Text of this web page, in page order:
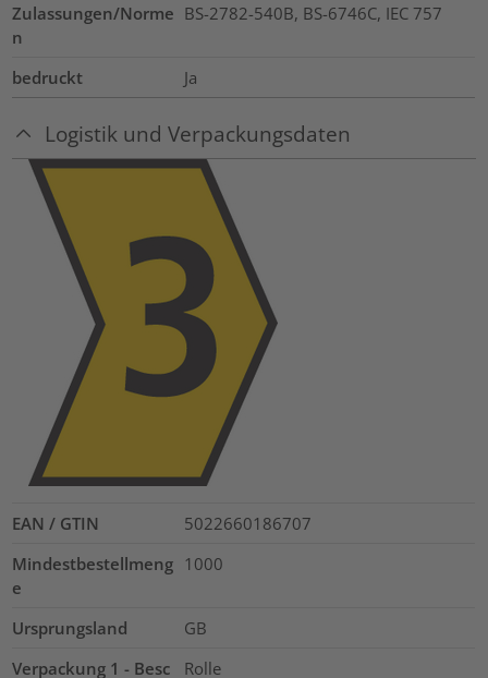
Zulassungen/Norme
n
BS-2782-540B, BS-6746C, IEC 757
bedruckt Ja
Logistik und Verpackungsdaten
EAN / GTIN
5022660186707
Mindestbestellmeng
e
1000
Ursprungsland
GB
Verpackung 1 - Besc
Rolle